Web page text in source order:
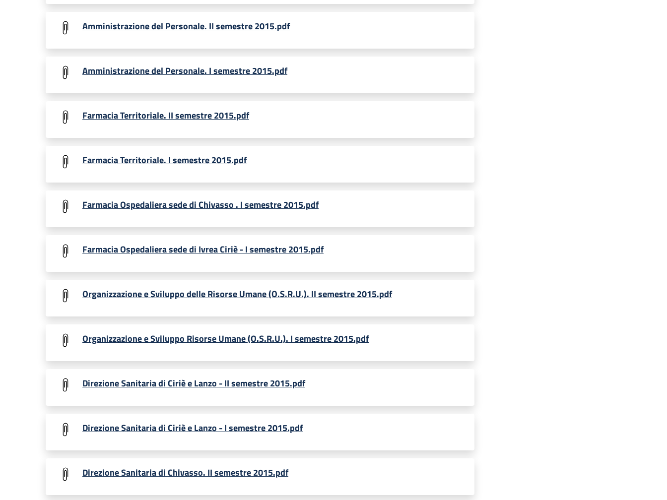
Amministrazione del Personale. II semestre 2015.pdf
Amministrazione del Personale. I semestre 2015.pdf
Farmacia Territoriale. II semestre 2015.pdf
Farmacia Territoriale. I semestre 2015.pdf
Farmacia Ospedaliera sede di Chivasso . I semestre 2015.pdf
Farmacia Ospedaliera sede di Ivrea Ciriè - I semestre 2015.pdf
Organizzazione e Sviluppo delle Risorse Umane (O.S.R.U.). II semestre 2015.pdf
Organizzazione e Sviluppo Risorse Umane (O.S.R.U.). I semestre 2015.pdf
Direzione Sanitaria di Ciriè e Lanzo - II semestre 2015.pdf
Direzione Sanitaria di Ciriè e Lanzo - I semestre 2015.pdf
Direzione Sanitaria di Chivasso. II semestre 2015.pdf